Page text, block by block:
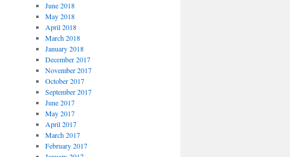
June 2018
May 2018
April 2018
March 2018
January 2018
December 2017
November 2017
October 2017
September 2017
June 2017
May 2017
April 2017
March 2017
February 2017